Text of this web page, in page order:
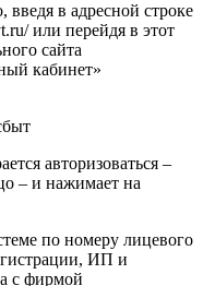
в адресной строке
или перейдя в этот
сайта
кабинет»
авторизоваться –
– и нажимает на
по номеру лицевого
ИП и
с фирмой